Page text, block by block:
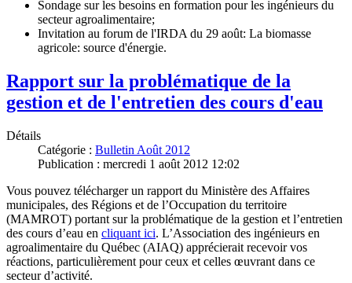
Sondage sur les besoins en formation pour les ingénieurs du
secteur agroalimentaire;
Invitation au forum de l'IRDA du 29 août: La biomasse
agricole: source d'énergie.
Rapport sur la problématique de la
gestion et de l'entretien des cours d'eau
Détails
Catégorie : Bulletin Août 2012
Publication : mercredi 1 août 2012 12:02
Vous pouvez télécharger un rapport du Ministère des Affaires
municipales, des Régions et de l’Occupation du territoire
(MAMROT) portant sur la problématique de la gestion et l’entretien
des cours d’eau en cliquant ici. L’Association des ingénieurs en
agroalimentaire du Québec (AIAQ) apprécierait recevoir vos
réactions, particulièrement pour ceux et celles œuvrant dans ce
secteur d’activité.